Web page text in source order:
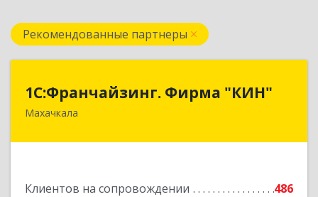
Рекомендованные партнеры
1С:Франчайзинг. Фирма "КИН"
Махачкала
Клиентов на сопровождении
486
1С:Франчайзинг. Фирма "КИН"
367030, Дагестан Респ, Махачкала г, И.Казака